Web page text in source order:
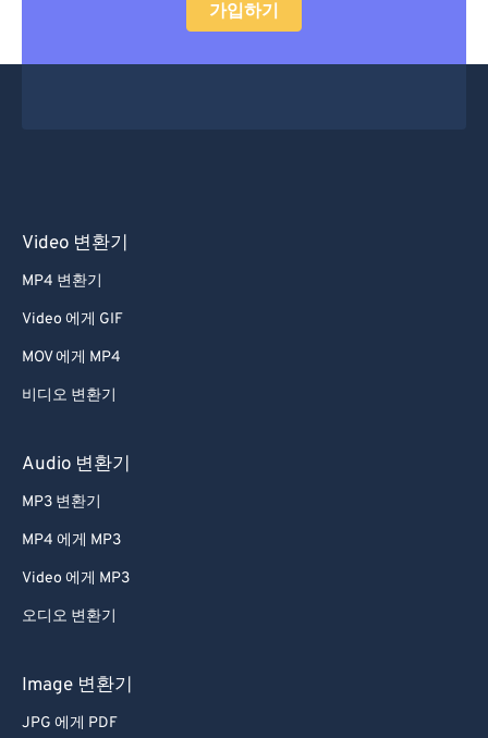
가입하기
Video 변환기
MP4 변환기
Video 에게 GIF
MOV 에게 MP4
비디오 변환기
Audio 변환기
MP3 변환기
MP4 에게 MP3
Video 에게 MP3
오디오 변환기
Image 변환기
JPG 에게 PDF